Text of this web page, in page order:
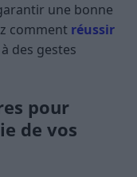
une bonne
comment réussir
des gestes
pour
de vos